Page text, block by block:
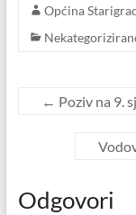
Općina
← Poziv na 9.
Odgovori